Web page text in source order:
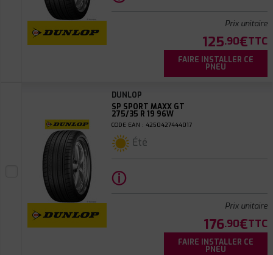
Prix unitaire
125.90€TTC
FAIRE INSTALLER CE
PNEU
DUNLOP
SP SPORT MAXX GT
275/35 R 19 96W
CODE EAN : 4250427444017
Été
ⓘ
Prix unitaire
176.90€TTC
FAIRE INSTALLER CE
PNEU